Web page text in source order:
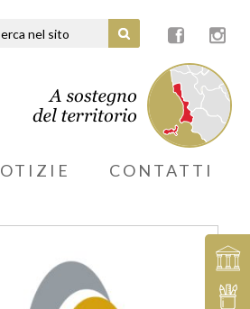
CONTATTI